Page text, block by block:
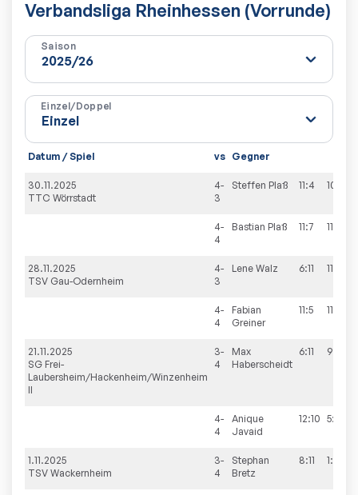
Verbandsliga Rheinhessen (Vorrunde)
Saison
Einzel/Doppel
Datum / Spiel vs Gegner
30.11.2025
TTC Wörrstadt
4-
3
Steffen Plaß 11:4 10:12
4-
4
Bastian Plaß 11:7 11:1
28.11.2025
TSV Gau-Odernheim
4-
3
Lene Walz 6:11 11:7
4-
4
Fabian
Greiner
11:5 11:2
21.11.2025
SG Frei-
Laubersheim/Hackenheim/Winzenheim
II
3-
4
Max
Haberscheidt
6:11 9:11
4-
4
Anique
Javaid
12:10 5:11
1.11.2025
TSV Wackernheim
3-
4
Stephan
Bretz
8:11 1:11